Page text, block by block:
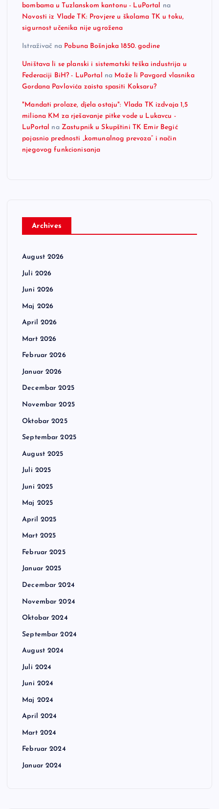
bombama u Tuzlanskom kantonu - LuPortal
na
Novosti iz Vlade TK: Provjere u školama TK u toku,
sigurnost učenika nije ugrožena
Istraživač na Pobuna Bošnjaka 1850. godine
Uništava li se planski i sistematski teška industrija u
Federaciji BiH? - LuPortal
na Može li Pavgord vlasnika
Gordana Pavlovića zaista spasiti Koksaru?
"Mandati prolaze, djela ostaju": Vlada TK izdvaja 1,5
miliona KM za rješavanje pitke vode u Lukavcu -
LuPortal na Zastupnik u Skupštini TK Emir Begić
pojasnio prednosti „komunalnog prevoza“ i način
njegovog funkcionisanja
Archives
August 2026
Juli 2026
Juni 2026
Maj 2026
April 2026
Mart 2026
Februar 2026
Januar 2026
Decembar 2025
Novembar 2025
Oktobar 2025
Septembar 2025
August 2025
Juli 2025
Juni 2025
Maj 2025
April 2025
Mart 2025
Februar 2025
Januar 2025
Decembar 2024
Novembar 2024
Oktobar 2024
Septembar 2024
August 2024
Juli 2024
Juni 2024
Maj 2024
April 2024
Mart 2024
Februar 2024
Januar 2024